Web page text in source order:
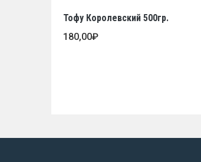
Тофу Королевский 500гр.
180,00₽